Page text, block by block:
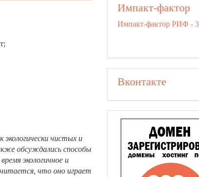
экологически чистых и
обсуждались способы
экологичное и
что оно играет
Импакт-фактор
Импакт-фактор РИФ -
Вконтакте